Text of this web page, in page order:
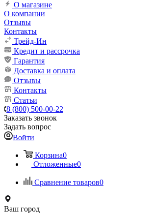
О магазине
О компании
Отзывы
Контакты
Трейд-Ин
Кредит и рассрочка
Гарантия
Доставка и оплата
Отзывы
Контакты
Статьи
8 (800) 500-00-22
Заказать звонок
Задать вопрос
Войти
Корзина0
Отложенные0
Сравнение товаров0
Ваш город